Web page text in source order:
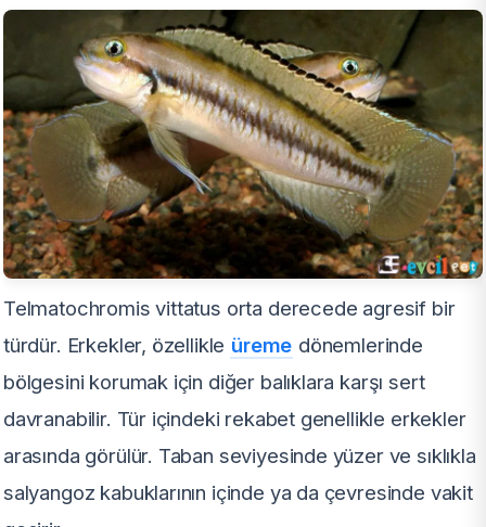
Telmatochromis vittatus orta derecede agresif bir
türdür. Erkekler, özellikle üreme dönemlerinde
bölgesini korumak için diğer balıklara karşı sert
davranabilir. Tür içindeki rekabet genellikle erkekler
arasında görülür. Taban seviyesinde yüzer ve sıklıkla
salyangoz kabuklarının içinde ya da çevresinde vakit